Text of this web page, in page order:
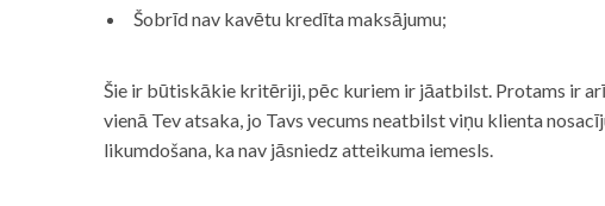
Šobrīd nav kavētu kredīta maksājumu;
Šie ir būtiskākie kritēriji, pēc kuriem ir jāatbilst. Protams ir
vienā Tev atsaka, jo Tavs vecums neatbilst viņu klienta
likumdošana, ka nav jāsniedz atteikuma iemesls.